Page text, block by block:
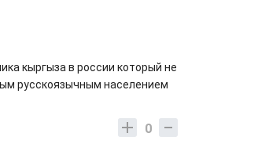
кыргыза в россии который не
русскоязычным населением
0